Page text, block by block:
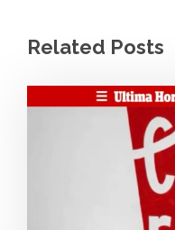
Related Posts